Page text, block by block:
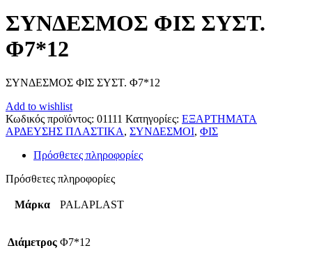
ΣΥΝΔΕΣΜΟΣ ΦΙΣ ΣΥΣΤ.
Φ7*12
ΣΥΝΔΕΣΜΟΣ ΦΙΣ ΣΥΣΤ. Φ7*12
Add to wishlist
Κωδικός προϊόντος: 01111 Κατηγορίες: ΕΞΑΡΤΗΜΑΤΑ
ΑΡΔΕΥΣΗΣ ΠΛΑΣΤΙΚΑ, ΣΥΝΔΕΣΜΟΙ, ΦΙΣ
Πρόσθετες πληροφορίες
Πρόσθετες πληροφορίες
Μάρκα PALAPLAST
Διάμετρος Φ7*12